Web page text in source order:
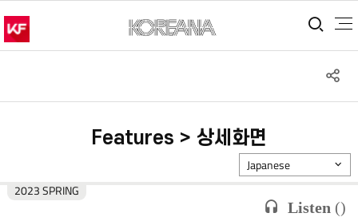
통
Features > 상세화면
Listen ()
2023 SPRING
Japanese